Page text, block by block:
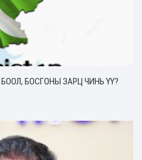
БОСГОНЫ ЗАРЦ ЧИНЬ ҮҮ?